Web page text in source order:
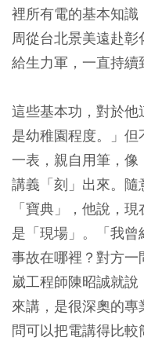
裡所有電的基本知
周從台北景美遠赴
給生力軍，一直持續
這些基本功，對於
是幼稚園程度。」
一表，親自用筆，
講義「刻」出來。
「寶典」，他說，
是「現場」。「我曾
事故在哪裡？對方
崴工程師陳昭誠就
來講，是很深奧的
問可以把電講得比